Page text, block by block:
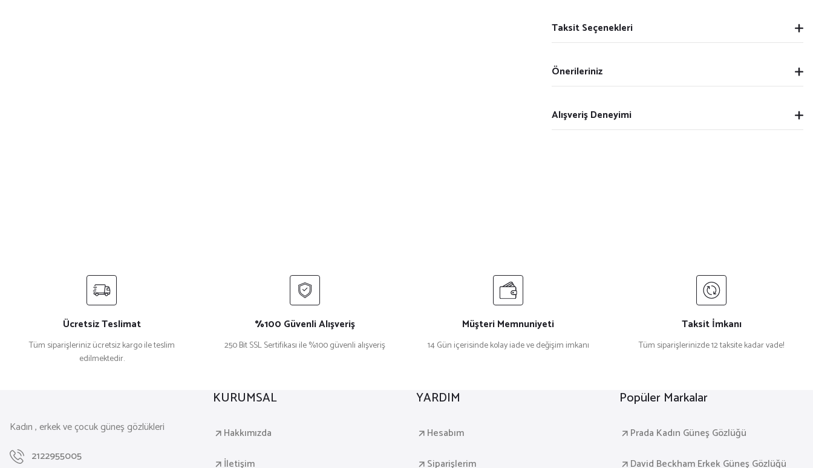
Taksit Seçenekleri
Önerileriniz
Alışveriş Deneyimi
Ücretsiz Teslimat
Tüm siparişleriniz ücretsiz kargo ile teslim
edilmektedir.
%100 Güvenli Alışveriş
250 Bit SSL Sertifikası ile %100 güvenli alışveriş
Müşteri Memnuniyeti
14 Gün içerisinde kolay iade ve değişim imkanı
Taksit İmkanı
Tüm siparişlerinizde 12 taksite kadar vade!
Kadın , erkek ve çocuk güneş gözlükleri
2122955005
KURUMSAL
Hakkımızda
İletişim
YARDIM
Hesabım
Siparişlerim
Popüler Markalar
Prada Kadın Güneş Gözlüğü
David Beckham Erkek Güneş Gözlüğü